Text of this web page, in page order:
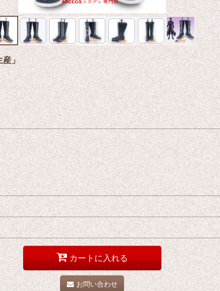
産」
カートに入れる
お問い合わせ